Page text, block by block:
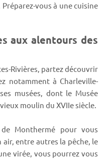
vous à une cuisine
aux alentours des
Rivières, partez découvrir
notamment à Charleville-
musées, dont le Musée
moulin du XVIIe siècle.
Monthermé pour vous
entre autres la pêche, le
virée, vous pourrez vous